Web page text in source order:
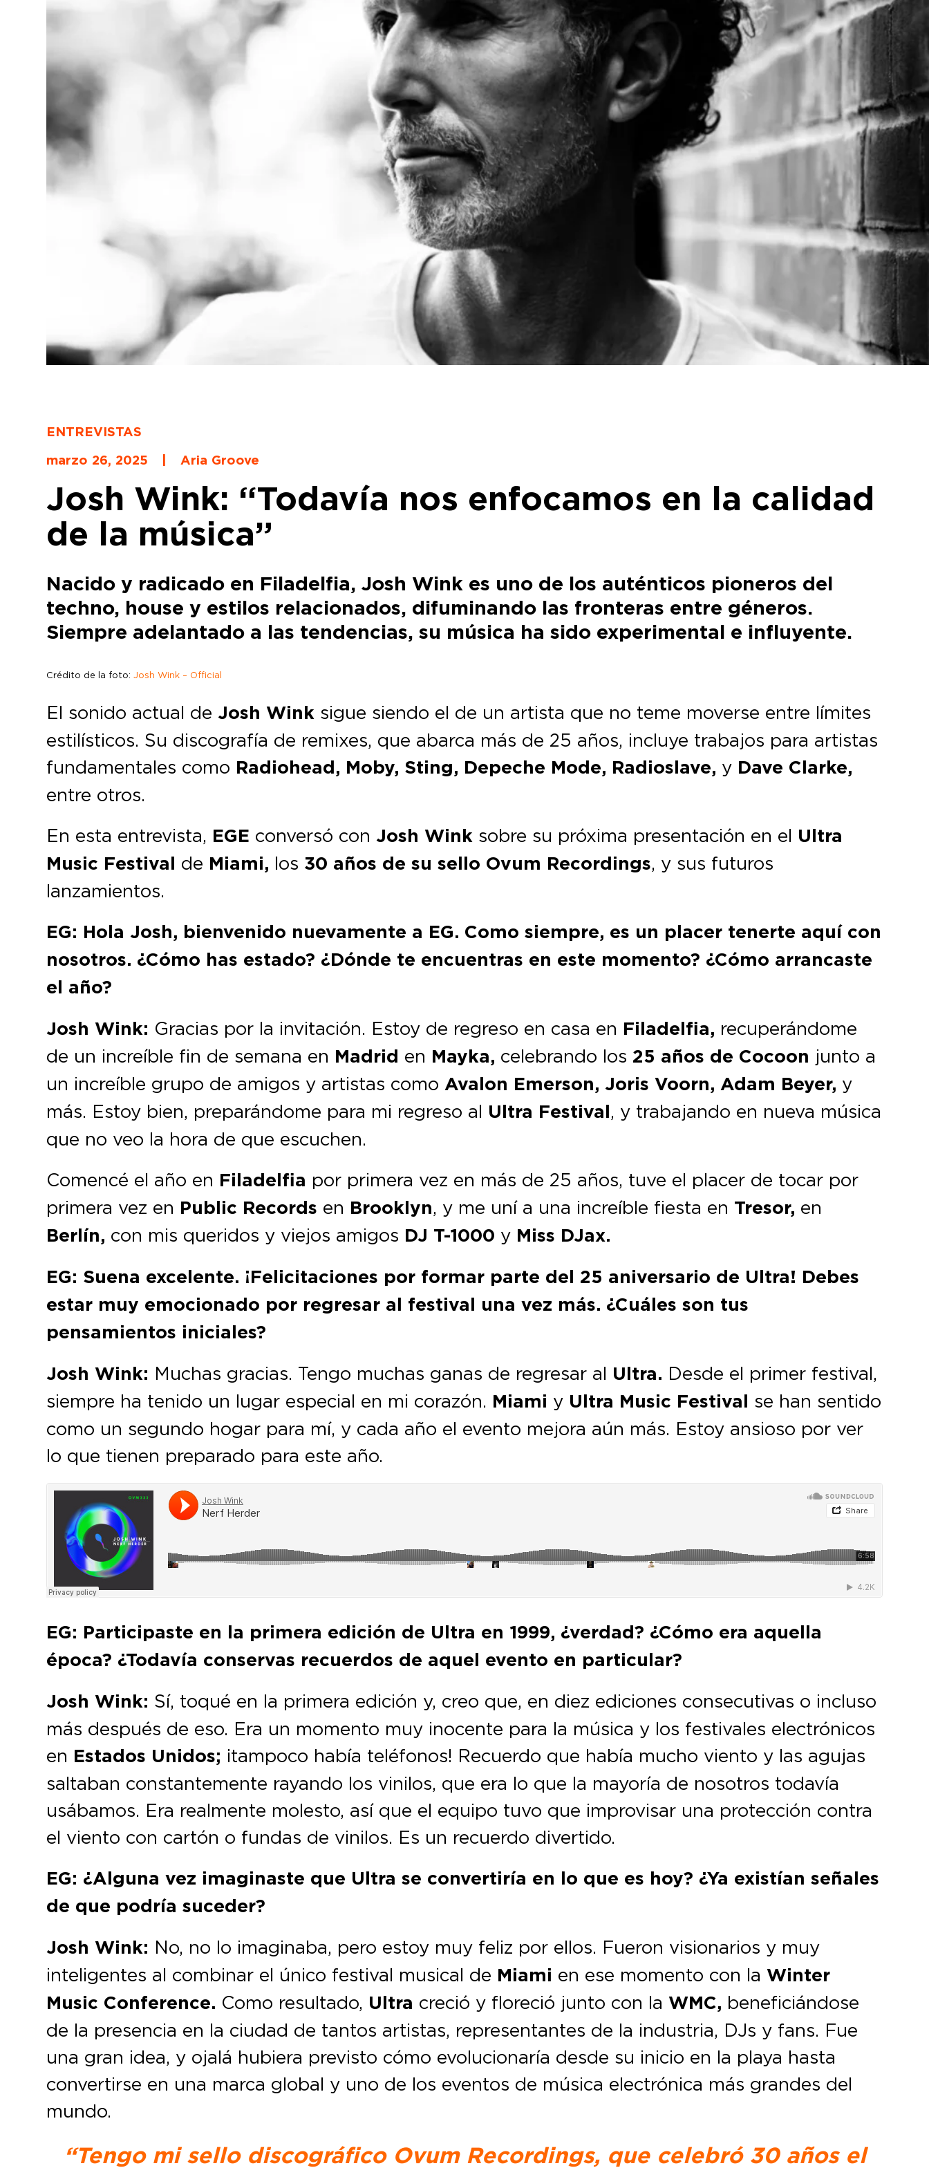
ENTREVISTAS
marzo 26, 2025
Aria Groove
Josh Wink: “Todavía nos enfocamos en la calidad
de la música”
Nacido y radicado en Filadelfia, Josh Wink es uno de los auténticos pioneros del
techno, house y estilos relacionados, difuminando las fronteras entre géneros.
Siempre adelantado a las tendencias, su música ha sido experimental e influyente.
Crédito de la foto:Josh Wink – Official
El sonido actual de Josh Wink sigue siendo el de un artista que no teme moverse entre límites
estilísticos. Su discografía de remixes, que abarca más de 25 años, incluye trabajos para artistas
fundamentales como Radiohead, Moby, Sting, Depeche Mode, Radioslave, y Dave Clarke,
entre otros.
En esta entrevista, EGE conversó con Josh Wink sobre su próxima presentación en el Ultra
Music Festival de Miami, los 30 años de su sello Ovum Recordings, y sus futuros
lanzamientos.
EG: Hola Josh, bienvenido nuevamente a EG. Como siempre, es un placer tenerte aquí con
nosotros. ¿Cómo has estado? ¿Dónde te encuentras en este momento? ¿Cómo arrancaste
el año?
Josh Wink: Gracias por la invitación. Estoy de regreso en casa en Filadelfia, recuperándome
de un increíble fin de semana en Madrid en Mayka, celebrando los 25 años de Cocoon junto a
un increíble grupo de amigos y artistas comoAvalon Emerson, Joris Voorn, Adam Beyer, y
más. Estoy bien, preparándome para mi regreso al Ultra Festival, y trabajando en nueva música
que no veo la hora de que escuchen.
Comencé el año en Filadelfia por primera vez en más de 25 años, tuve el placer de tocar por
primera vez en Public Records en Brooklyn, y me uní a una increíble fiesta en Tresor, en
Berlín, con mis queridos y viejos amigos DJ T-1000 y Miss DJax.
EG: Suena excelente. ¡Felicitaciones por formar parte del 25 aniversario de Ultra! Debes
estar muy emocionado por regresar al festival una vez más. ¿Cuáles son tus
pensamientos iniciales?
Josh Wink: Muchas gracias. Tengo muchas ganas de regresar al Ultra. Desde el primer festival,
siempre ha tenido un lugar especial en mi corazón. Miami y Ultra Music Festival se han sentido
como un segundo hogar para mí, y cada año el evento mejora aún más. Estoy ansioso por ver
lo que tienen preparado para este año.
EG: Participaste en la primera edición de Ultra en 1999, ¿verdad? ¿Cómo era aquella
época? ¿Todavía conservas recuerdos de aquel evento en particular?
Josh Wink: Sí, toqué en la primera edición y, creo que, en diez ediciones consecutivas o incluso
más después de eso. Era un momento muy inocente para la música y los festivales electrónicos
en Estados Unidos; ¡tampoco había teléfonos! Recuerdo que había mucho viento y las agujas
saltaban constantemente rayando los vinilos, que era lo que la mayoría de nosotros todavía
usábamos. Era realmente molesto, así que el equipo tuvo que improvisar una protección contra
el viento con cartón o fundas de vinilos. Es un recuerdo divertido.
EG: ¿Alguna vez imaginaste que Ultra se convertiría en lo que es hoy? ¿Ya existían señales
de que podría suceder?
Josh Wink: No, no lo imaginaba, pero estoy muy feliz por ellos. Fueron visionarios y muy
inteligentes al combinar el único festival musical de Miami en ese momento con la Winter
Music Conference. Como resultado, Ultra creció y floreció junto con la WMC, beneficiándose
de la presencia en la ciudad de tantos artistas, representantes de la industria, DJs y fans. Fue
una gran idea, y ojalá hubiera previsto cómo evolucionaría desde su inicio en la playa hasta
convertirse en una marca global y uno de los eventos de música electrónica más grandes del
mundo.
“Tengo mi sello discográfico Ovum Recordings, que celebró 30 años el